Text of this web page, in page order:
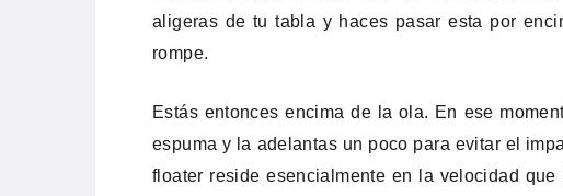
aligeras de tu tabla y haces pasar esta por
rompe.
Estás entonces encima de la ola. En ese
espuma y la adelantas un poco para evitar el
floater reside esencialmente en la velocidad